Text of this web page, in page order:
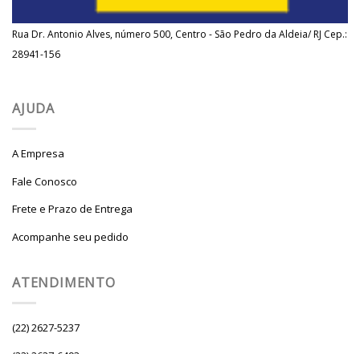
Rua Dr. Antonio Alves, número 500, Centro - São Pedro da Aldeia/ RJ Cep.:
28941-156
AJUDA
A Empresa
Fale Conosco
Frete e Prazo de Entrega
Acompanhe seu pedido
ATENDIMENTO
(22) 2627-5237